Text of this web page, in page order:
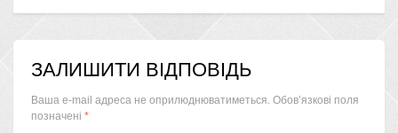
ЗАЛИШИТИ ВІДПОВІДЬ
Ваша e-mail адреса не оприлюднюватиметься. Обов’язкові поля
позначені *